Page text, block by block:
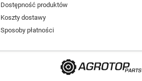
Dostępność produktów
Koszty dostawy
Sposoby płatności